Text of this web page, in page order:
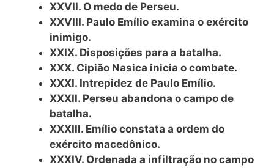
XXVII. O medo de Perseu.
XXVIII. Paulo Emílio examina o exército
inimigo.
XXIX. Disposições para a batalha.
XXX. Cipião Nasica inicia o combate.
XXXI. Intrepidez de Paulo Emílio.
XXXII. Perseu abandona o campo de
batalha.
XXXIII. Emílio constata a ordem do
exército macedônico.
XXXIV. Ordenada a infiltração no campo